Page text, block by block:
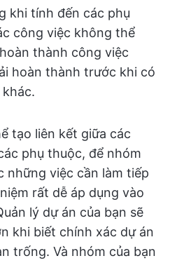
khi tính đến các phụ
công việc không thể
thành công việc
hoàn thành trước khi có
tạo liên kết giữa các
phụ thuộc, để nhóm
những việc cần làm tiếp
rất dễ áp dụng vào
lý dự án của bạn sẽ
khi biết chính xác dự án
trống. Và nhóm của bạn